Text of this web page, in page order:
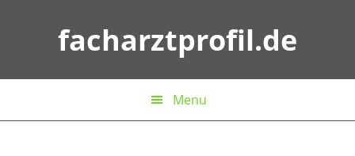
Hauptnavigation
Seitenspaltefacharztprofil.de
Menu